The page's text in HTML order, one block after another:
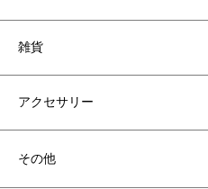
雑貨
アクセサリー
その他